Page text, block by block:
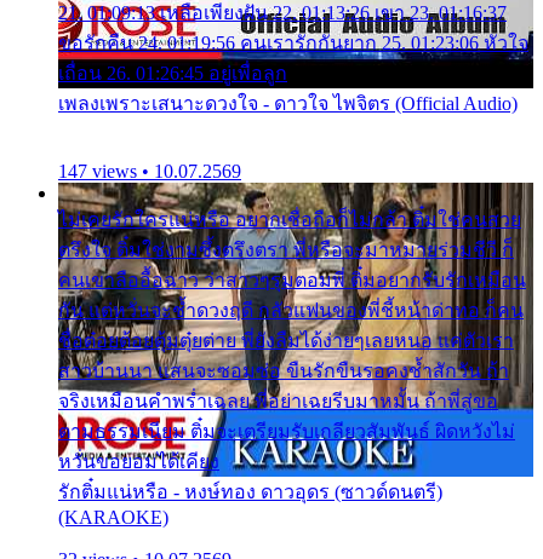
21. 01:09:13 เหลือเพียงฝัน 22. 01:13:26 เขา 23. 01:16:37
ขอรักคืน 24. 01:19:56 คนเรารักกันยาก 25. 01:23:06 หัวใจ
เถื่อน 26. 01:26:45 อยู่เพื่อลูก
เพลงเพราะเสนาะดวงใจ - ดาวใจ ไพจิตร (Official Audio)
147 views • 10.07.2569
ไม่เคยรักใครแน่หรือ อยากเชื่อถือก็ไม่กล้า ติ๋มใช่คนสวย
ตรึงใจ ติ๋มใช่งามซึ้งตรึงตรา พี่หรือจะมาหมายร่วมชีวี ก็
คนเขาลืออื้อฉาว ว่าสาวๆรุมตอมพี่ ติ๋มอยากรับรักเหมือน
กัน แต่หวั่นจะช้ำดวงฤดี กลัวแฟนของพี่ชี้หน้าด่าทอ ก็คน
ชื่อต๋อยต้อยตุ้มตุ๋ยต่าย พี่ยังลืมได้ง่ายๆเลยหนอ แค่ตัวเรา
สาวบ้านนา แสนจะซอมซ่อ ขืนรักขืนรอคงช้ำสักวัน ถ้า
จริงเหมือนคำพร่ำเฉลย พี่อย่าเฉยรีบมาหมั้น ถ้าพี่สู่ขอ
ตามธรรมเนียม ติ๋มจะเตรียมรับเกลียวสัมพันธ์ ผิดหวังไม่
หวั่นขอยอมได้เคียง
รักติ๋มแน่หรือ - หงษ์ทอง ดาวอุดร (ซาวด์ดนตรี)
(KARAOKE)